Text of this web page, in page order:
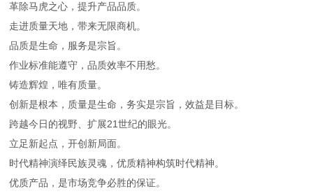
革除马虎之心，提升产品品质。
走进质量天地，带来无限商机。
品质是生命，服务是宗旨。
作业标准能遵守，品质效率不用愁。
铸造辉煌，唯有质量。
创新是根本，质量是生命，务实是宗旨，效益是目标。
跨越今日的视野、扩展21世纪的眼光。
立足新起点，开创新局面。
时代精神演绎民族灵魂，优质精神构筑时代精神。
优质产品，是市场竞争必胜的保证。